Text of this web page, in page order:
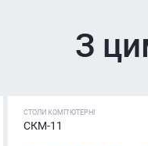
З
СТОЛИ КОМП'ЮТЕРНІ
СКМ-11